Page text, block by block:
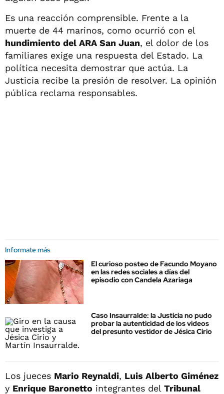
Es una reacción comprensible. Frente a la
muerte de 44 marinos, como ocurrió con el
hundimiento del ARA San Juan, el dolor de los
familiares exige una respuesta del Estado. La
política necesita demostrar que actúa. La
Justicia recibe la presión de resolver. La opinión
pública reclama responsables.
Informate más
El curioso posteo de Facundo Moyano
en las redes sociales a días del
episodio con Candela Azariaga
Caso Insaurralde: la Justicia no pudo
probar la autenticidad de los videos
del presunto vestidor de Jésica Cirio
Los jueces Mario Reynaldi, Luis Alberto Giménez
y Enrique Baronetto integrantes del Tribunal